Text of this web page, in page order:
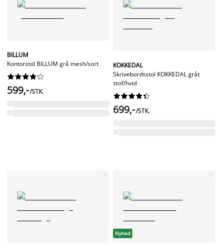
BILLUM
Kontorstol BILLUM grå mesh/sort






599,-/STK.
KOKKEDAL
Skrivebordsstol KOKKEDAL gråt
stof/hvid






699,-/STK.
Nyhed